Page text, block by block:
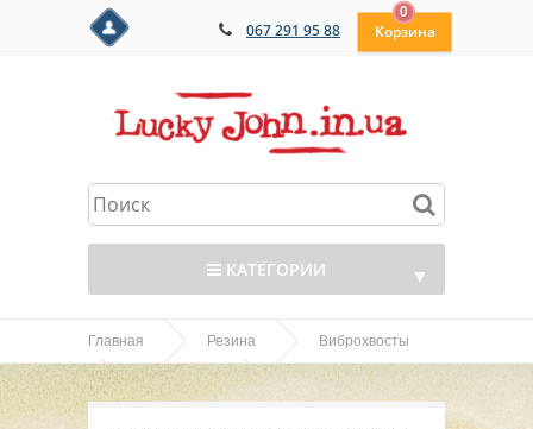
067 291 95 88
0
КАТЕГОРИИ ▼
▼
Главная Резина Виброхвосты
SPARK TAIL Виброхвосты LJ Pro